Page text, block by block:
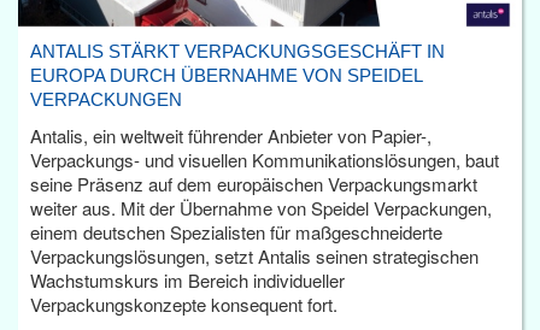
ANTALIS STÄRKT VERPACKUNGSGESCHÄFT IN
EUROPA DURCH ÜBERNAHME VON SPEIDEL
VERPACKUNGEN
Antalis, ein weltweit führender Anbieter von Papier-,
Verpackungs- und visuellen Kommunikationslösungen, baut
seine Präsenz auf dem europäischen Verpackungsmarkt
weiter aus. Mit der Übernahme von Speidel Verpackungen,
einem deutschen Spezialisten für maßgeschneiderte
Verpackungslösungen, setzt Antalis seinen strategischen
Wachstumskurs im Bereich individueller
Verpackungskonzepte konsequent fort.